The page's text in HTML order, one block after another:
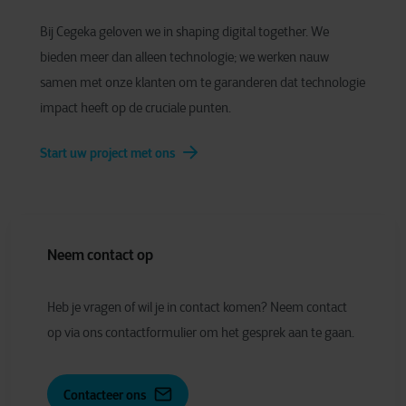
Bij Cegeka geloven we in shaping digital together. We
bieden meer dan alleen technologie; we werken nauw
samen met onze klanten om te garanderen dat technologie
impact heeft op de cruciale punten.
Start uw project met ons
Neem contact op
Heb je vragen of wil je in contact komen? Neem contact
op via ons contactformulier om het gesprek aan te gaan.
Contacteer ons